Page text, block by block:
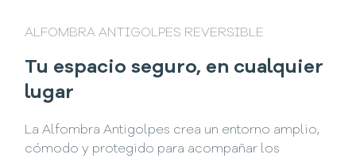
ALFOMBRA ANTIGOLPES REVERSIBLE
Tu espacio seguro, en cualquier
lugar
La Alfombra Antigolpes crea un entorno amplio,
cómodo y protegido para acompañar los